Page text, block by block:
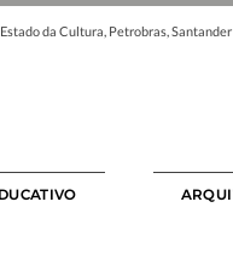
da Cultura, Petrobras,